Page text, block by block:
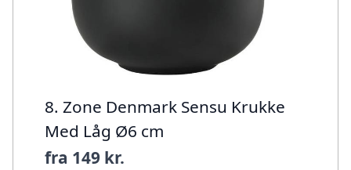
8. Zone Denmark Sensu Krukke
Med Låg Ø6 cm
fra 149 kr.